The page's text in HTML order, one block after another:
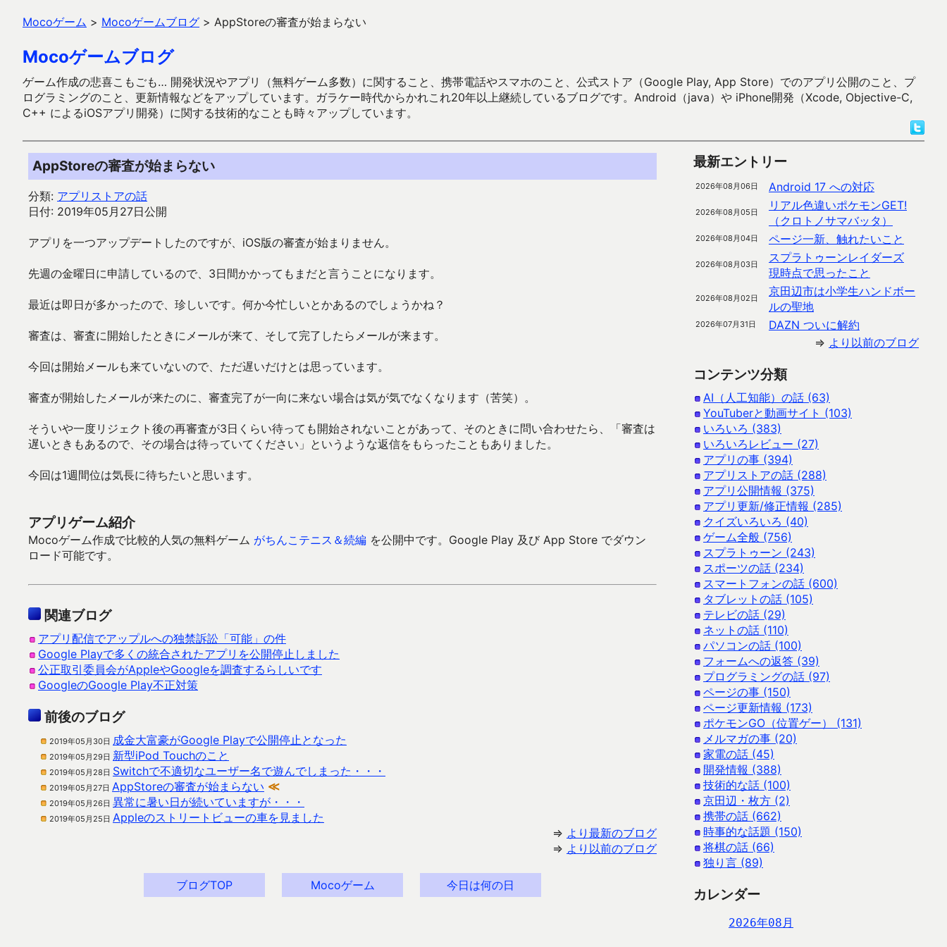
Mocoゲーム > Mocoゲームブログ > AppStoreの審査が始まらない
Mocoゲームブログ
ゲーム作成の悲喜こもごも… 開発状況やアプリ（無料ゲーム多数）に関すること、携帯電話やスマホのこと、公式ストア（Google Play, App Store）でのアプリ公開のこと、プ
ログラミングのこと、更新情報などをアップしています。ガラケー時代からかれこれ20年以上継続しているブログです。Android（java）や iPhone開発（Xcode, Objective-C,
C++ によるiOSアプリ開発）に関する技術的なことも時々アップしています。
AppStoreの審査が始まらない
分類: アプリストアの話
日付: 2019年05月27日公開
アプリを一つアップデートしたのですが、iOS版の審査が始まりません。
先週の金曜日に申請しているので、3日間かかってもまだと言うことになります。
最近は即日が多かったので、珍しいです。何か今忙しいとかあるのでしょうかね？
審査は、審査に開始したときにメールが来て、そして完了したらメールが来ます。
今回は開始メールも来ていないので、ただ遅いだけとは思っています。
審査が開始したメールが来たのに、審査完了が一向に来ない場合は気が気でなくなります（苦笑）。
そういや一度リジェクト後の再審査が3日くらい待っても開始されないことがあって、そのときに問い合わせたら、「審査は
遅いときもあるので、その場合は待っていてください」というような返信をもらったこともありました。
今回は1週間位は気長に待ちたいと思います。
アプリゲーム紹介
Mocoゲーム作成で比較的人気の無料ゲーム がちんこテニス＆続編 を公開中です。Google Play 及び App Store でダウン
ロード可能です。
関連ブログ
アプリ配信でアップルへの独禁訴訟「可能」の件
Google Playで多くの統合されたアプリを公開停止しました
公正取引委員会がAppleやGoogleを調査するらしいです
GoogleのGoogle Play不正対策
前後のブログ
2019年05月30日 成金大富豪がGoogle Playで公開停止となった
2019年05月29日 新型iPod Touchのこと
2019年05月28日 Switchで不適切なユーザー名で遊んでしまった・・・
2019年05月27日 AppStoreの審査が始まらない ≪
2019年05月26日 異常に暑い日が続いていますが・・・
2019年05月25日 Appleのストリートビューの車を見ました
⇒ より最新のブログ
⇒ より以前のブログ
ブログTOP Mocoゲーム 今日は何の日
最新エントリー
2026年08月06日 Android 17 への対応
2026年08月05日
リアル色違いポケモンGET!
（クロトノサマバッタ）
2026年08月04日 ページ一新、触れたいこと
2026年08月03日
スプラトゥーンレイダーズ
現時点で思ったこと
2026年08月02日
京田辺市は小学生ハンドボー
ルの聖地
2026年07月31日
DAZN ついに解約
⇒ より以前のブログ
コンテンツ分類
AI（人工知能）の話 (63)
YouTuberと動画サイト (103)
いろいろ (383)
いろいろレビュー (27)
アプリの事 (394)
アプリストアの話 (288)
アプリ公開情報 (375)
アプリ更新/修正情報 (285)
クイズいろいろ (40)
ゲーム全般 (756)
スプラトゥーン (243)
スポーツの話 (234)
スマートフォンの話 (600)
タブレットの話 (105)
テレビの話 (29)
ネットの話 (110)
パソコンの話 (100)
フォームへの返答 (39)
プログラミングの話 (97)
ページの事 (150)
ページ更新情報 (173)
ポケモンGO（位置ゲー） (131)
メルマガの事 (20)
家電の話 (45)
開発情報 (388)
技術的な話 (100)
京田辺・枚方 (2)
携帯の話 (662)
時事的な話題 (150)
将棋の話 (66)
独り言 (89)
カレンダー
2026年08月